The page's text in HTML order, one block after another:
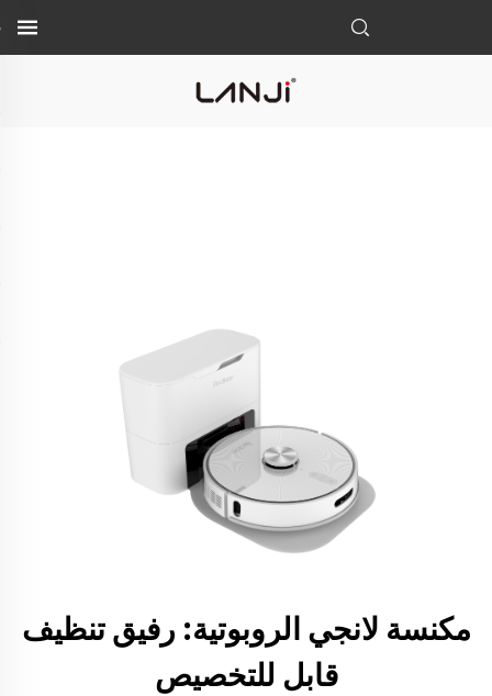
مكنسة لانجي الروبوتية: رفيق تنظيف
قابل للتخصيص